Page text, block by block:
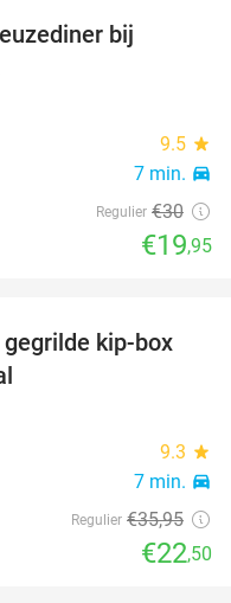
bij
9.5 star
7 min. directions_car
Regulier €30
€19,95
37%
kip-box
9.3 star
7 min. directions_car
Regulier €35,95
€22,50